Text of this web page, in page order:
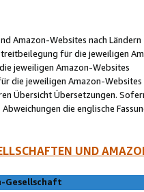
Amazon-Websites nach Ländern
für die jeweiligen
jeweiligen Amazon-Websites
die jeweiligen Amazon-Websites
Übersicht Übersetzungen.
die englische
UND
Gesellschaft